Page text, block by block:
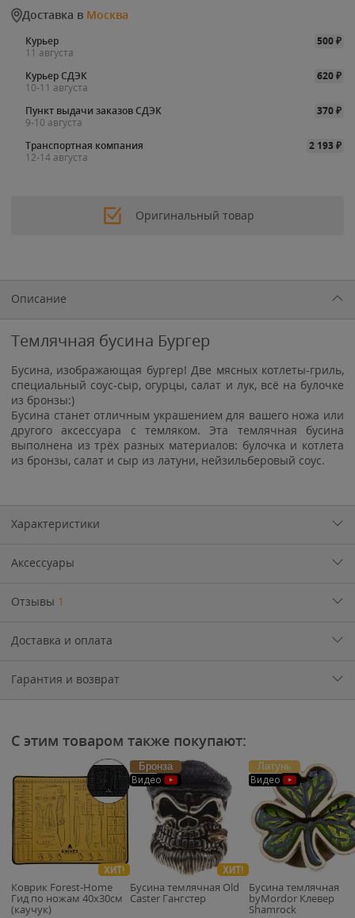
Доставка в Москва
Курьер 500₽
11 августа
Курьер СДЭК
620₽
10-11 августа
Пункт выдачи заказов СДЭК
370₽
9-10 августа
Транспортная компания
2 193₽
12-14 августа
Оригинальный товар
Описание
Темлячная бусина Бургер
Бусина, изображающая бургер! Две мясных котлеты-гриль,
специальный соус-сыр, огурцы, салат и лук, всё на булочке
из бронзы:)
Бусина станет отличным украшением для вашего ножа или
другого аксессуара с темляком. Эта темлячная бусина
выполнена из трёх разных материалов: булочка и котлета
из бронзы, салат и сыр из латуни, нейзильберовый соус.
Характеристики
Аксессуары
Отзывы 1
Доставка и оплата
Гарантия и возврат
С этим товаром также покупают:
ХИТ!
Коврик Forest-Home
Гид по ножам 40х30см
(каучук)
Бронза
Видео
ХИТ!
Бусина темлячная Old
Caster Гангстер
Латунь
Видео
Бусина темлячная
byMordor Клевер
Shamrock